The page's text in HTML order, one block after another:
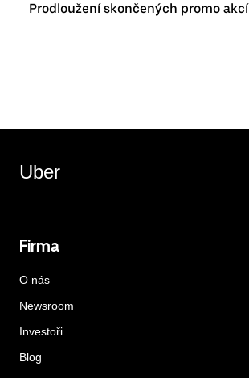
Prodloužení skončených promo akcí
Uber
Firma
O nás
Newsroom
Investoři
Blog